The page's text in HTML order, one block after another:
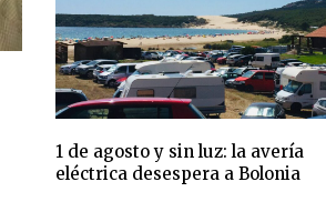
1 de agosto y sin luz: la avería
eléctrica desespera a Bolonia